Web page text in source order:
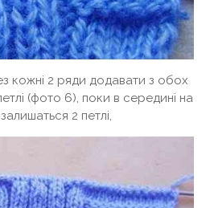
кожні 2 ряди додавати з обох
(фото 6), поки в середині на
2 петлі,